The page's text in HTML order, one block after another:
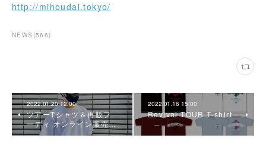
http://mihoudai.tokyo/
NEWS (566)
2022.01.20 12:00
ツアーTシャツ＆再販フ
ーディ オンライン販売…
2022.01.16 15:00
Revival TOUR T-shirt